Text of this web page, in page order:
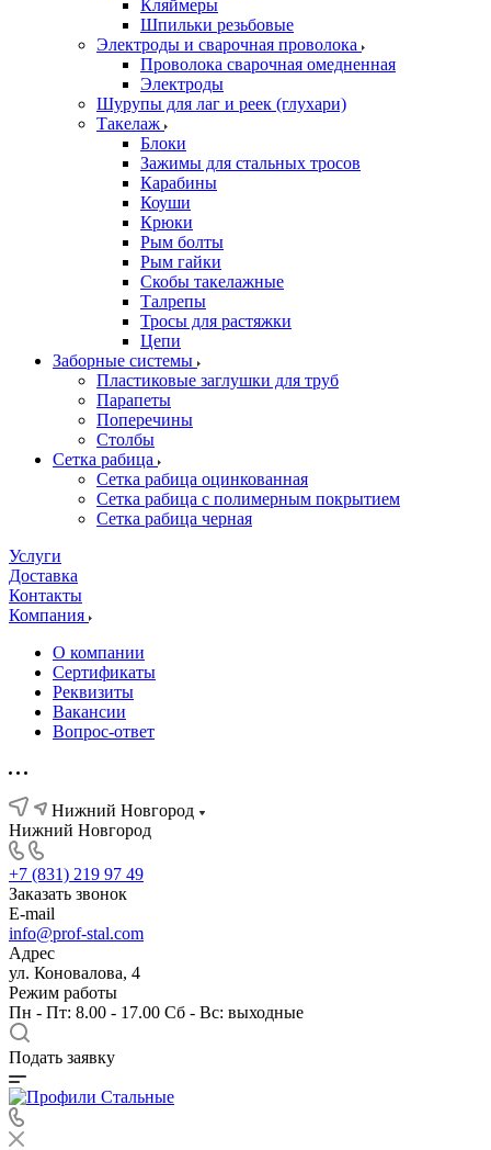
Кляймеры
Шпильки резьбовые
Электроды и сварочная проволока
Проволока сварочная омедненная
Электроды
Шурупы для лаг и реек (глухари)
Такелаж
Блоки
Зажимы для стальных тросов
Карабины
Коуши
Крюки
Рым болты
Рым гайки
Скобы такелажные
Талрепы
Тросы для растяжки
Цепи
Заборные системы
Пластиковые заглушки для труб
Парапеты
Поперечины
Столбы
Сетка рабица
Сетка рабица оцинкованная
Сетка рабица с полимерным покрытием
Сетка рабица черная
Услуги
Доставка
Контакты
Компания
О компании
Сертификаты
Реквизиты
Вакансии
Вопрос-ответ
Нижний Новгород
Нижний Новгород
+7 (831) 219 97 49
Заказать звонок
E-mail
info@prof-stal.com
Адрес
ул. Коновалова, 4
Режим работы
Пн - Пт: 8.00 - 17.00 Сб - Вс: выходные
Подать заявку